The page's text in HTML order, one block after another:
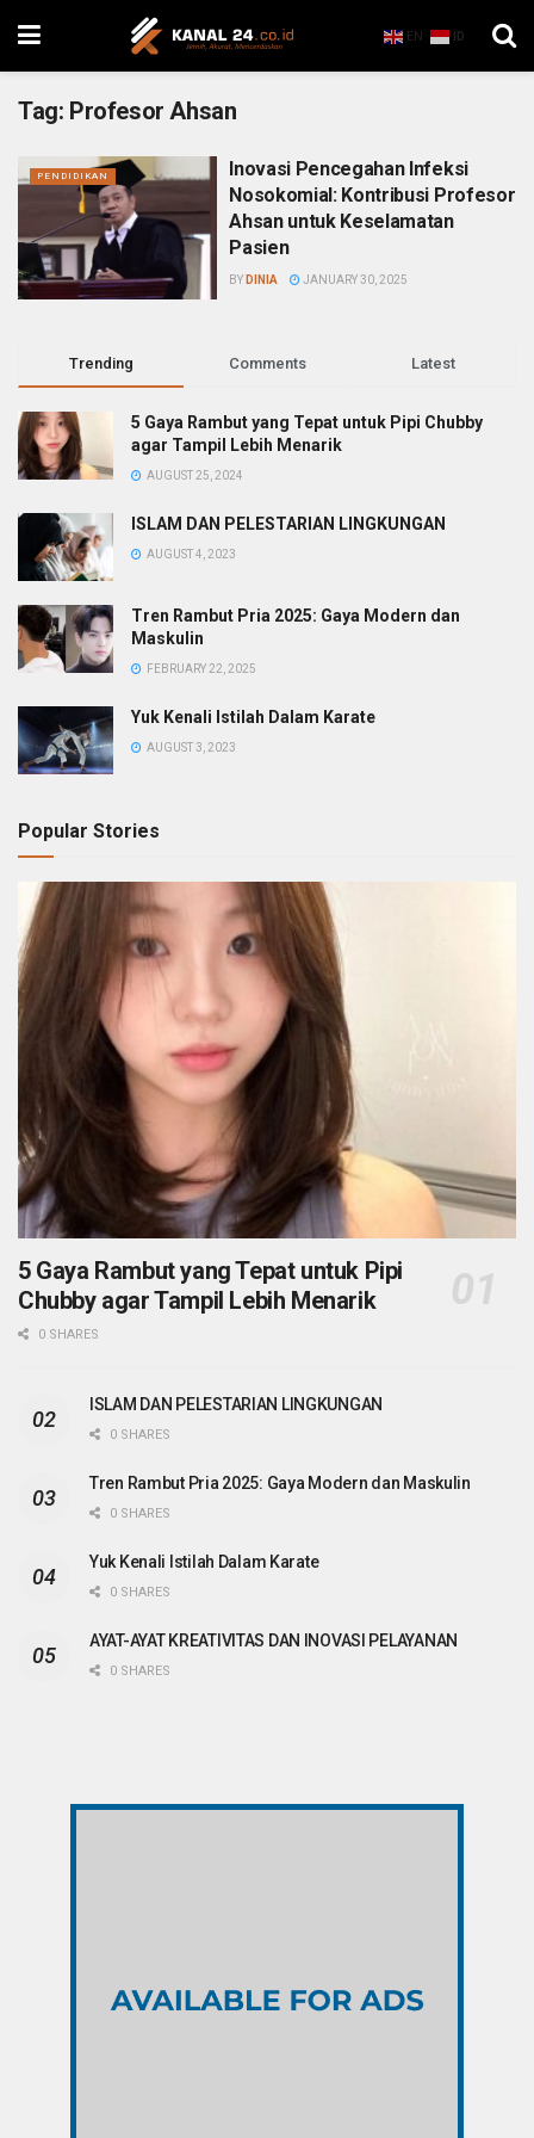
EN ID
Tag: Profesor Ahsan
PENDIDIKAN
Inovasi Pencegahan Infeksi
Nosokomial: Kontribusi Profesor
Ahsan untuk Keselamatan
Pasien
BY DINIA JANUARY 30, 2025
Trending Comments Latest
5 Gaya Rambut yang Tepat untuk Pipi Chubby
agar Tampil Lebih Menarik
AUGUST 25, 2024
ISLAM DAN PELESTARIAN LINGKUNGAN
AUGUST 4, 2023
Tren Rambut Pria 2025: Gaya Modern dan
Maskulin
FEBRUARY 22, 2025
Yuk Kenali Istilah Dalam Karate
AUGUST 3, 2023
Popular Stories
5 Gaya Rambut yang Tepat untuk Pipi
Chubby agar Tampil Lebih Menarik
0 SHARES
ISLAM DAN PELESTARIAN LINGKUNGAN
0 SHARES
Tren Rambut Pria 2025: Gaya Modern dan Maskulin
0 SHARES
Yuk Kenali Istilah Dalam Karate
0 SHARES
AYAT-AYAT KREATIVITAS DAN INOVASI PELAYANAN
0 SHARES